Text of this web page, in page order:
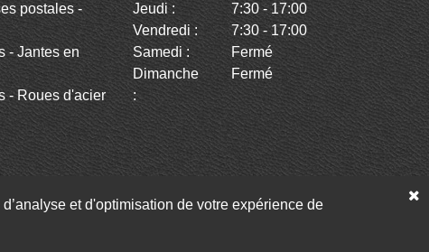
postales -
Jantes en
Roues d'acier
Jeudi :
7:30 - 17:00
Vendredi :
7:30 - 17:00
Samedi :
Fermé
Dimanche
:
Fermé
et d'optimisation de votre expérience de